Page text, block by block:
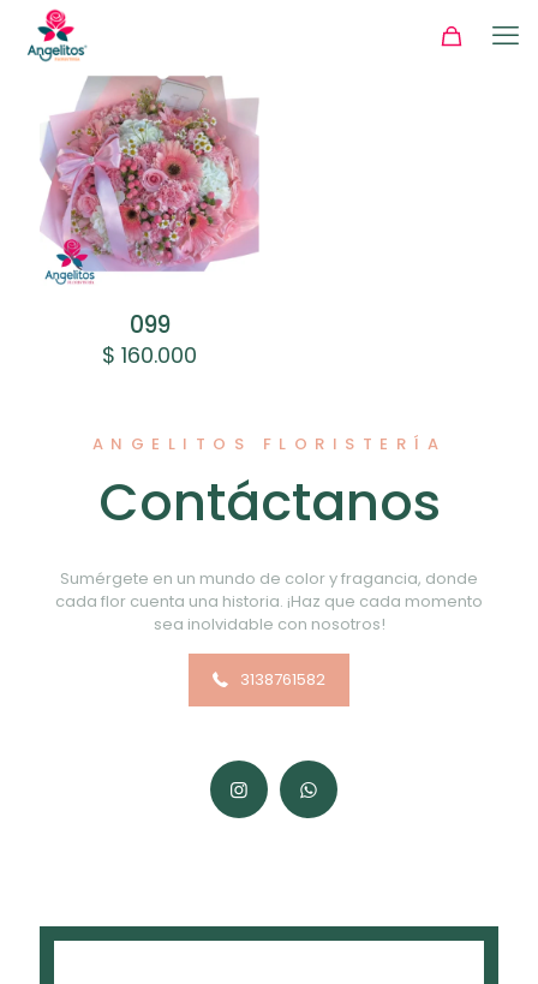
099
$ 160.000
ANGELITOS FLORISTERÍA
Contáctanos
Sumérgete en un mundo de color y fragancia, donde
cada flor cuenta una historia. ¡Haz que cada momento
sea inolvidable con nosotros!
3138761582